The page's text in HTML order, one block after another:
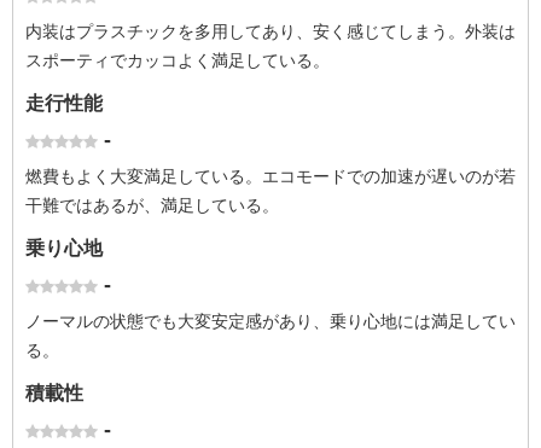
内装はプラスチックを多用してあり、安く感じてしまう。外装は
スポーティでカッコよく満足している。
走行性能
-
燃費もよく大変満足している。エコモードでの加速が遅いのが若
干難ではあるが、満足している。
乗り心地
-
ノーマルの状態でも大変安定感があり、乗り心地には満足してい
る。
積載性
-